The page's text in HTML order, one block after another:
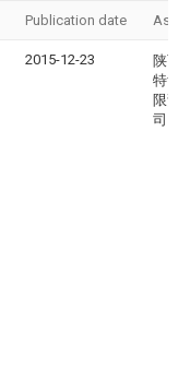
Publication date
2015-12-23
陕西
特齿
限责
司